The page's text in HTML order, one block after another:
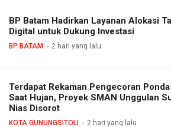
BP Batam Hadirkan Layanan Alokasi
Digital untuk Dukung Investasi
BP BATAM 2 hari yang lalu
Terdapat Rekaman Pengecoran
Saat Hujan, Proyek SMAN Unggulan
Nias Disorot
KOTA GUNUNGSITOLI 2 hari yang lalu